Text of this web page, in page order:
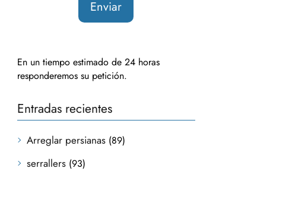
En un tiempo estimado de 24 horas
responderemos su petición.
Entradas recientes
Arreglar persianas(89)
serrallers(93)